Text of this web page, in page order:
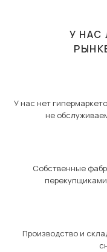
У НАС
У нас нет
не
Собственные
Производство и